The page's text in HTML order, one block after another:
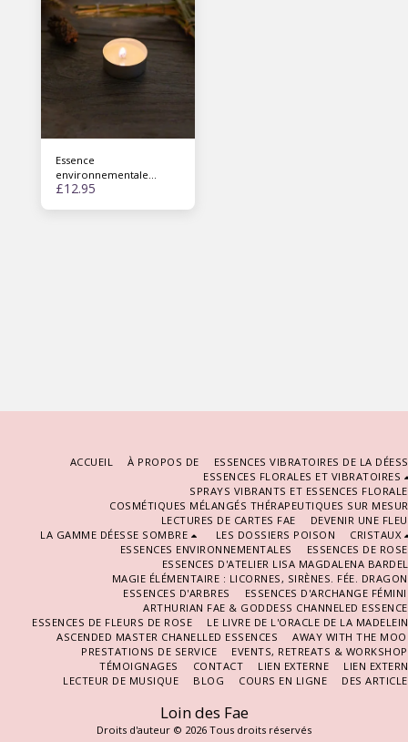
Essence
environnementale
d'Imbolc
£12.95
Loin des Fae
Droits d'auteur © 2026 Tous droits réservés
ACCUEIL À PROPOS DE
ESSENCES VIBRATOIRES DE LA
ESSENCES FLORALES ET VIBRATOIRES
SPRAYS VIBRANTS ET ESSENCES
COSMÉTIQUES MÉLANGÉS THÉRAPEUTIQUES SUR
LECTURES DE CARTES FAE
DEVENIR UNE
LA GAMME DÉESSE SOMBRE
LES DOSSIERS POISON
CRISTAUX
ESSENCES ENVIRONNEMENTALES
ESSENCES DE
ESSENCES D'ATELIER LISA MAGDALENA
MAGIE ÉLÉMENTAIRE : LICORNES, SIRÈNES. FÉE.
ESSENCES D'ARBRES
ESSENCES D'ARCHANGE
ARTHURIAN FAE & GODDESS CHANNELED
ESSENCES DE FLEURS DE ROSE
LE LIVRE DE L'ORACLE DE LA
ASCENDED MASTER CHANELLED ESSENCES
AWAY WITH THE
PRESTATIONS DE SERVICE
EVENTS, RETREATS &
TÉMOIGNAGES
CONTACT LIEN EXTERNE
LIEN
LECTEUR DE MUSIQUE
BLOG COURS EN LIGNE DES